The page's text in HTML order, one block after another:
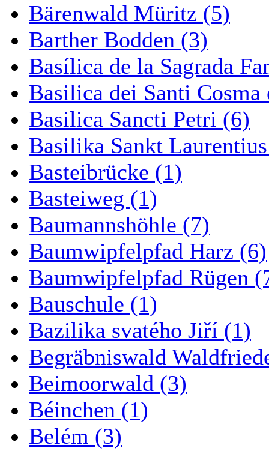
Bärenwald Müritz (5)
Barther Bodden (3)
Basílica de la Sagrada
Basilica dei Santi
Basilica Sancti Petri (6)
Basilika Sankt
Basteibrücke (1)
Basteiweg (1)
Baumannshöhle (7)
Baumwipfelpfad Harz (6)
Baumwipfelpfad Rügen
Bauschule (1)
Bazilika svatého Jiří (1)
Begräbniswald
Beimoorwald (3)
Béinchen (1)
Belém (3)